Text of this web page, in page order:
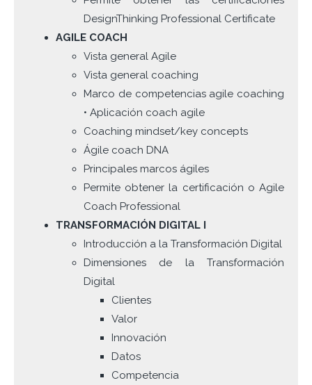
DesignThinking Professional Certificate
AGILE COACH
Vista general Agile
Vista general coaching
Marco de competencias agile coaching
• Aplicación coach agile
Coaching mindset/key concepts
Ágile coach DNA
Principales marcos ágiles
Permite obtener la certificación o Agile
Coach Professional
TRANSFORMACIÓN DIGITAL I
Introducción a la Transformación Digital
Dimensiones de la Transformación
Digital
Clientes
Valor
Innovación
Datos
Competencia